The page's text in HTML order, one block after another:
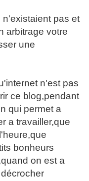
pas et
arbitrage votre
une
n'est pas
ce blog,pendant
qui permet a
a travailler,que
bonheurs
on est a